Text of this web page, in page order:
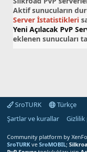
Aktif sunucuların
Server İstatistikleri
Yeni Açılacak PvP
eklenen sunucuları
SroTURK
Türkçe
Şartlar ve kurallar
Gizlilik
Community platform by
SroTURK ve SroMOBIL;